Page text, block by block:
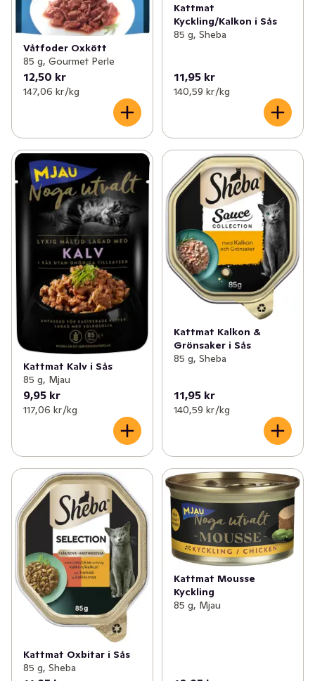
Våtfoder Oxkött
85 g, Gourmet Perle
12,50 kr
147,06 kr /kg
Kattmat
Kyckling/Kalkon i Sås
85 g, Sheba
11,95 kr
140,59 kr /kg
Kattmat Kalv i Sås
85 g, Mjau
9,95 kr
117,06 kr /kg
Kattmat Kalkon &
Grönsaker i Sås
85 g, Sheba
11,95 kr
140,59 kr /kg
Kattmat Oxbitar i Sås
85 g, Sheba
Kattmat Mousse
Kyckling
85 g, Mjau